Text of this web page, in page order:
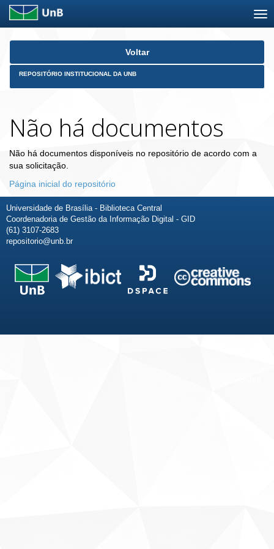
Skip
Voltar
REPOSITÓRIO INSTITUCIONAL DA UNB
Não há documentos
Não há documentos disponíveis no repositório de acordo com a
sua solicitação.
Página inicial do repositório
Universidade de Brasília - Biblioteca Central
Coordenadoria de Gestão da Informação Digital - GID
(61) 3107-2683
repositorio@unb.br